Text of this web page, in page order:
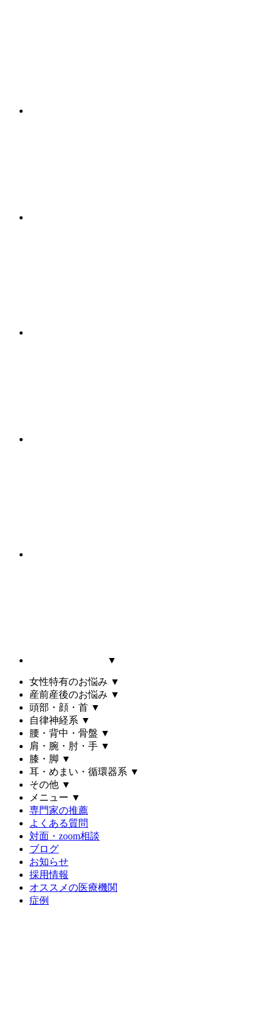
▼
女性特有のお悩み ▼
産前産後のお悩み ▼
頭部・顔・首 ▼
自律神経系 ▼
腰・背中・骨盤 ▼
肩・腕・肘・手 ▼
膝・脚 ▼
耳・めまい・循環器系 ▼
その他 ▼
メニュー ▼
専門家の推薦
よくある質問
対面・zoom相談
ブログ
お知らせ
採用情報
オススメの医療機関
症例